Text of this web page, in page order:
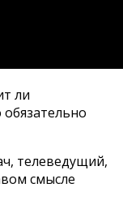
ли
телеведущий,
смысле